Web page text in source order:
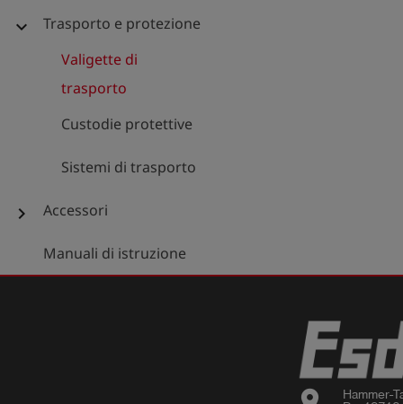
expand_more
Trasporto e protezione
Valigette di
trasporto
Custodie protettive
Sistemi di trasporto
chevron_right Accessori
Manuali di istruzione
Hammer-